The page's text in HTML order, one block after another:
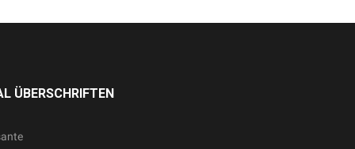
ÜBERSCHRIFTEN